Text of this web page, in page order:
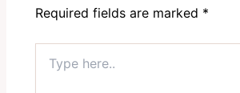
Required fields are marked *
here..